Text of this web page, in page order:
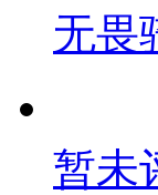
无畏
暂未